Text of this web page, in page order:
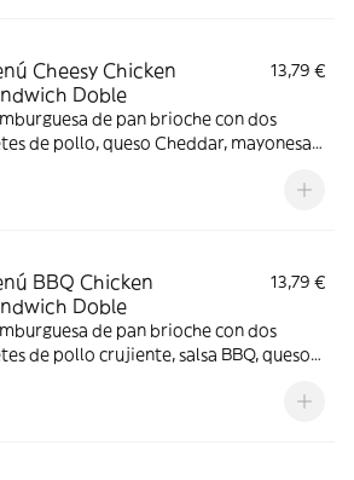
Cheesy Chicken
Doble
13,79 €
de pan brioche con dos
de pollo, queso Cheddar, mayonesa,
BBQ Chicken
Doble
13,79 €
de pan brioche con dos
de pollo crujiente, salsa BBQ, queso